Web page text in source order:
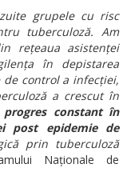
grupele cu risc
tuberculoză. Am
rețeaua asistenței
în depistarea
control a infecției,
a crescut în
progres constant în
post epidemie de
prin tuberculoză
Naționale de